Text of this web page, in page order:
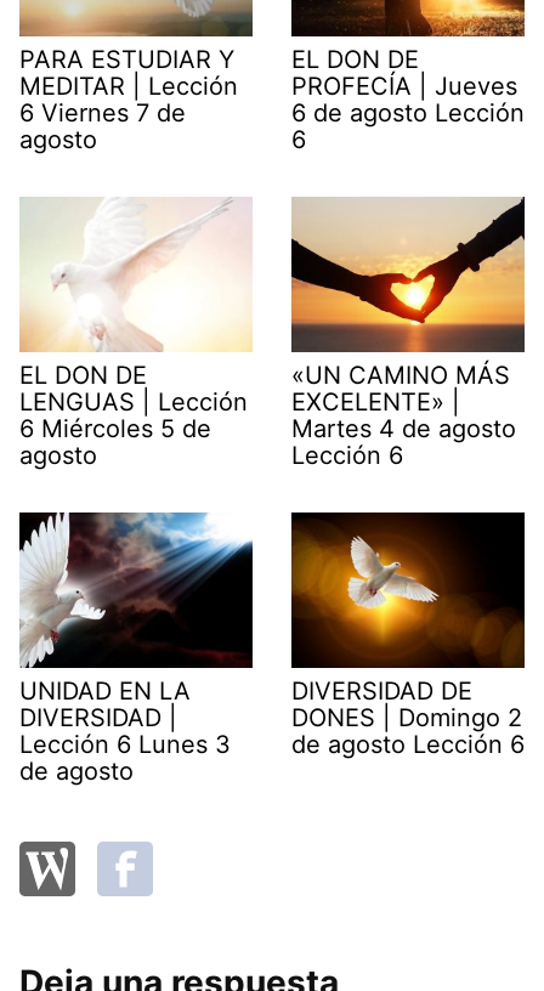
PARA ESTUDIAR Y
MEDITAR | Lección
6 Viernes 7 de
agosto
EL DON DE
PROFECÍA | Jueves
6 de agosto Lección
6
EL DON DE
LENGUAS | Lección
6 Miércoles 5 de
agosto
«UN CAMINO MÁS
EXCELENTE» |
Martes 4 de agosto
Lección 6
UNIDAD EN LA
DIVERSIDAD |
Lección 6 Lunes 3
de agosto
DIVERSIDAD DE
DONES | Domingo 2
de agosto Lección 6